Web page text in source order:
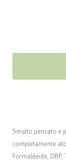
Smalto pensato e
completamente
Formaldeide, DBP,